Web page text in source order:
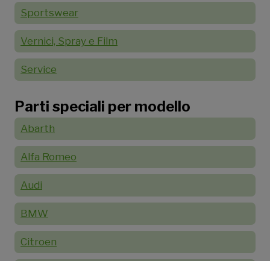
Sportswear
Vernici, Spray e Film
Service
Parti speciali per modello
Abarth
Alfa Romeo
Audi
BMW
Citroen